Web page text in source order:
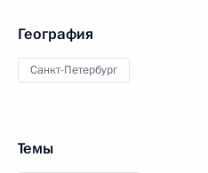
География
Санкт-Петербург
Темы